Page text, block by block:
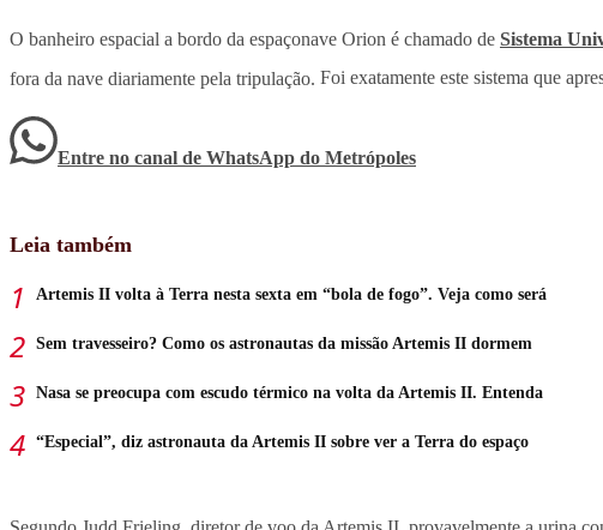
O banheiro espacial a bordo da espaçonave Orion é chamado de Sistema
fora da nave diariamente pela tripulação. Foi exatamente este sistema que
Entre no canal de WhatsApp do Metrópoles
Leia também
Artemis II volta à Terra nesta sexta em “bola de fogo”. Veja como será
Sem travesseiro? Como os astronautas da missão Artemis II dormem
Nasa se preocupa com escudo térmico na volta da Artemis II. Entenda
“Especial”, diz astronauta da Artemis II sobre ver a Terra do espaço